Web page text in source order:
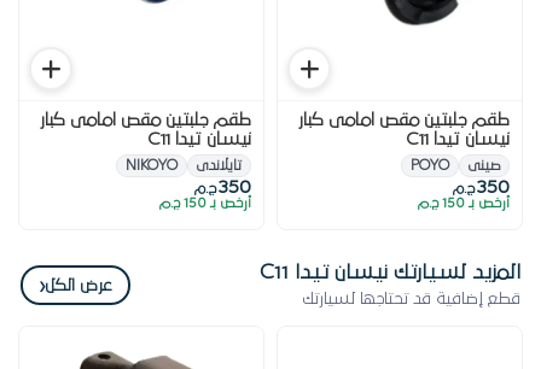
طقم جلبتين مقص امامى كبار
نيسان تيدا C11
صينى POYO
350ج.م
أرخص بـ 150 ج.م
طقم جلبتين مقص امامى كبار
نيسان تيدا C11
تايلاندى NIKOYO
350ج.م
أرخص بـ 150 ج.م
المزيد لسيارتك نيسان تيدا C11
قطع إضافية قد تحتاجها لسيارتك
عرض الكل‹